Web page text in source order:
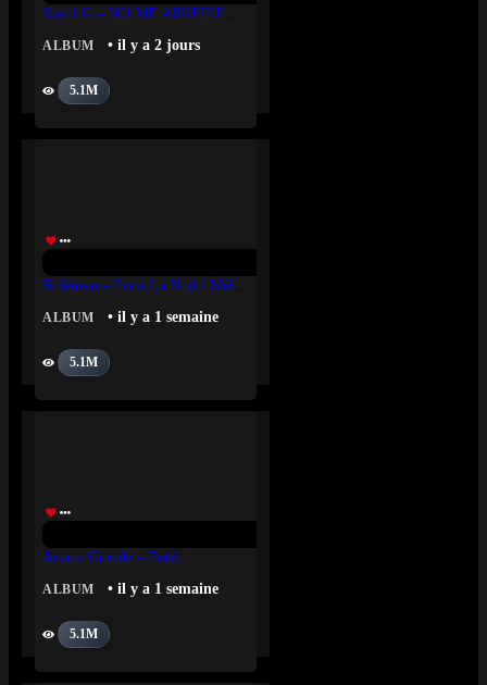
ALBUM • il y a 2 jours
5.1M
ALBUM • il y a 1 semaine
5.1M
Ariana Grande – Petal
ALBUM • il y a 1 semaine
5.1M